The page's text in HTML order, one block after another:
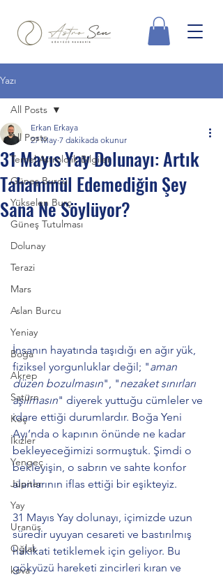
Yazı
All Posts
Temel Astrolojik Bilgiler
Güneş Burcu
Yükselen Burç
Güneş Tutulması
Dolunay
Terazi
Mars
Aslan Burcu
Yeniay
Boğa
Akrep
Satürn
Koç
İkizler
Yengeç
Jüpiter
Yay
Uranüs
Oğlak
kova
All Posts
31 Mayıs Yay Dolunayı: Artık
Tahammül Edemediğin Şey
Sana Ne Söylüyor?
Erkan Erkaya
27 May 7 dakikada okunur
İnsanın hayatında taşıdığı en ağır yük,
fiziksel yorgunluklar değil; "aman
düzen bozulmasın", "nezaket sınırları
aşılmasın" diyerek yuttuğu cümleler ve
idare ettiği durumlardır. Boğa Yeni
Ayı’nda o kapının önünde ne kadar
bekleyeceğimizi sormuştuk. Şimdi o
bekleyişin, o sabrın ve sahte konfor
alanlarının iflas ettiği bir eşikteyiz.
31 Mayıs Yay dolunayı, içimizde uzun
süredir uyuyan cesareti ve bastırılmış
hakikati tetiklemek için geliyor. Bu
gökyüzü hareketi zincirleri kıran ve